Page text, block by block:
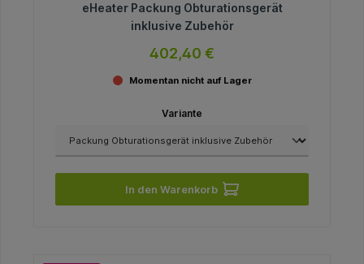
eHeater Packung Obturationsgerät
inklusive Zubehör
402,40 €
Momentan nicht auf Lager
Variante
In den Warenkorb